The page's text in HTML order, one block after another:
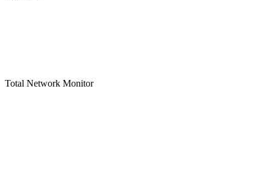
Total Network Monitor